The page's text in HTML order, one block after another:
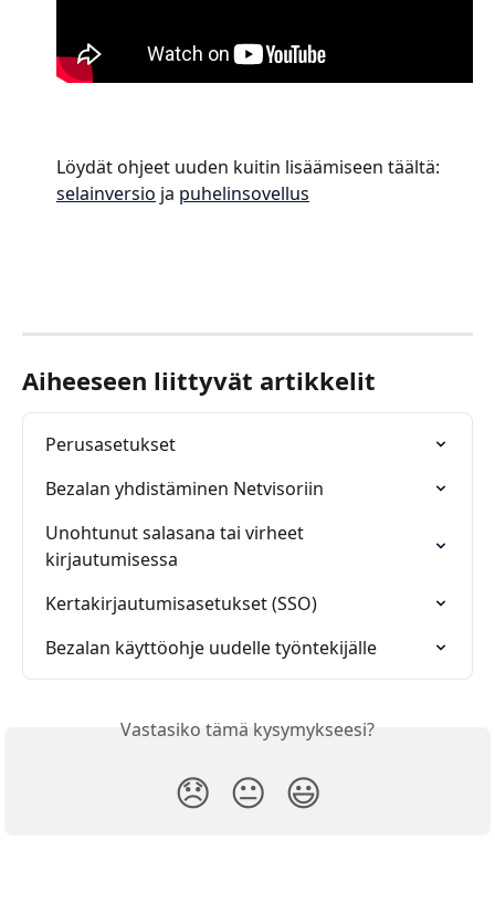
Löydät ohjeet uuden kuitin lisäämiseen täältä:
selainversio ja puhelinsovellus
Aiheeseen liittyvät artikkelit
Perusasetukset
Bezalan yhdistäminen Netvisoriin
Unohtunut salasana tai virheet
kirjautumisessa
Kertakirjautumisasetukset (SSO)
Bezalan käyttöohje uudelle työntekijälle
Vastasiko tämä kysymykseesi?
😞 😐 😃